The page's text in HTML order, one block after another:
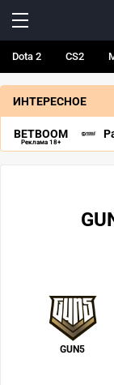
Dota 2 CS2
ИНТЕРЕСНОЕ
BETBOOM
Реклама 18+
GUN5